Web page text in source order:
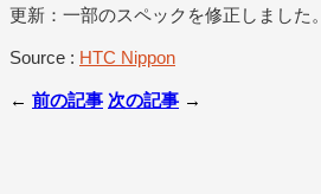
更新：一部のスペックを修正しました。
Source : HTC Nippon
← 前の記事 次の記事 →